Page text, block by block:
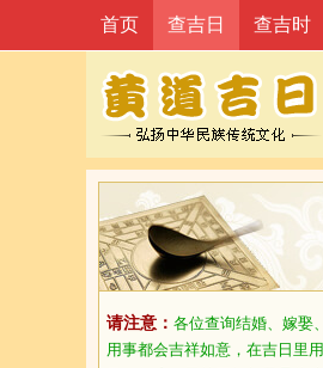
首页 查吉日 查吉时
请注意： 各位查询结婚、嫁娶
用事都会吉祥如意，在吉日里